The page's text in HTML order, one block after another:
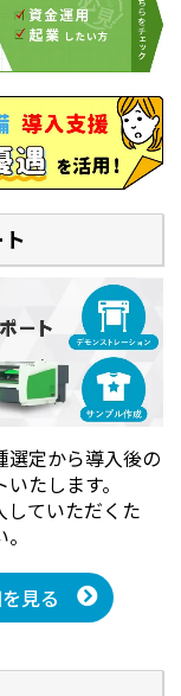
選定から導入後の
たします。
していただくた
見る